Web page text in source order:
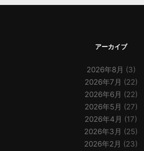
アーカイブ
2026年8月 (3)
2026年7月 (22)
2026年6月 (22)
2026年5月 (27)
2026年4月 (17)
2026年3月 (25)
2026年2月 (23)